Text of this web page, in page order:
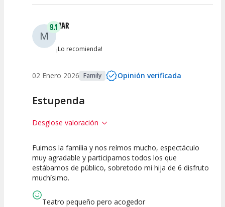
M
9.1MAR
¡Lo recomienda!
02 Enero 2026 Family Opinión verificada
Estupenda
Desglose valoración
10
Calidad del
Espectáculo
7.5
Puesta en
10
Interpretación
Fuimos la familia y nos reímos mucho, espectáculo
muy agradable y participamos todos los que
estábamos de público, sobretodo mi hija de 6 disfruto
muchísimo.
Teatro pequeño pero acogedor